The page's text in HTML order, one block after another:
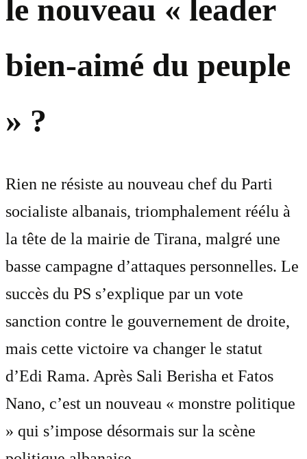
le nouveau « leader
bien-aimé du peuple
» ?
Rien ne résiste au nouveau chef du Parti
socialiste albanais, triomphalement réélu à
la tête de la mairie de Tirana, malgré une
basse campagne d’attaques personnelles. Le
succès du PS s’explique par un vote
sanction contre le gouvernement de droite,
mais cette victoire va changer le statut
d’Edi Rama. Après Sali Berisha et Fatos
Nano, c’est un nouveau « monstre politique
» qui s’impose désormais sur la scène